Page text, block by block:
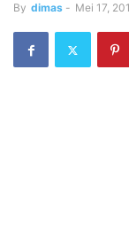
By dimas - Mei 17,